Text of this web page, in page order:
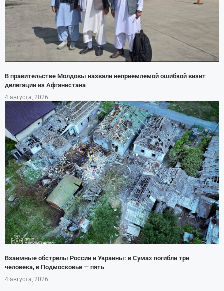
В правительстве Молдовы назвали неприемлемой ошибкой визит
делегации из Афганистана
4 августа, 2026
Взаимные обстрелы России и Украины: в Сумах погибли три
человека, в Подмосковье — пять
4 августа, 2026